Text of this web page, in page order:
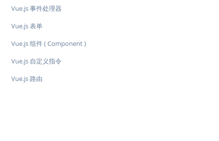
Vue.js 事件处理器
Vue.js 表单
Vue.js 组件 ( Component )
Vue.js 自定义指令
Vue.js 路由